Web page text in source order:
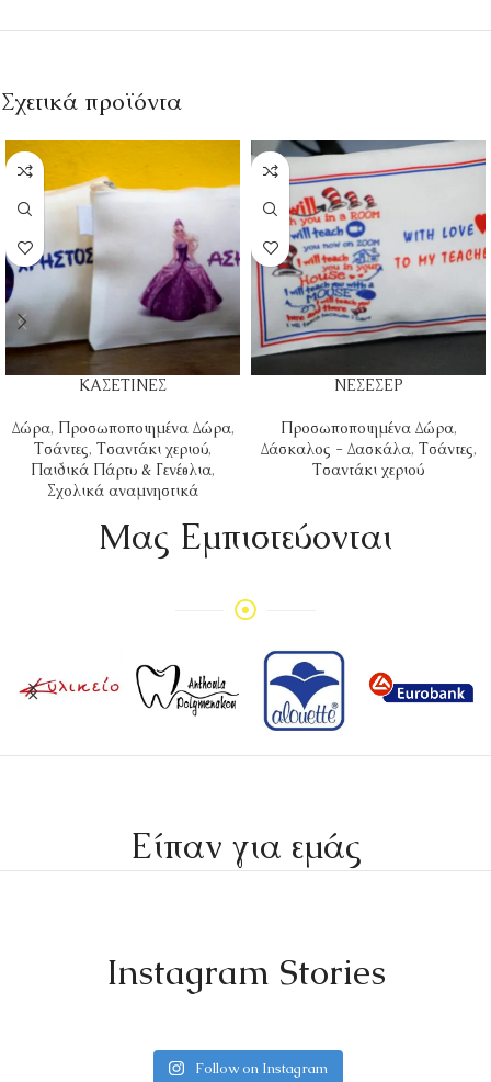
Σχετικά προϊόντα
ΚΑΣΕΤΙΝΕΣ
Δώρα, Προσωποποιημένα Δώρα,
Τσάντες, Τσαντάκι χεριού,
Παιδικά Πάρτυ & Γενέθλια,
Σχολικά αναμνηστικά
ΝΕΣΕΣΕΡ
Προσωποποιημένα Δώρα,
Δάσκαλος - Δασκάλα, Τσάντες,
Τσαντάκι χεριού
Mας Εμπιστεύονται
Είπαν για εμάς
Instagram Stories
Follow on Instagram